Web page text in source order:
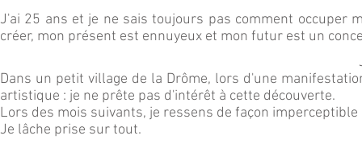
J'ai 25 ans et je ne sais toujours pas comment occuper
créer, mon présent est ennuyeux et mon futur est un
Dans un petit village de la Drôme, lors d'une
artistique : je ne prête pas d'intérêt à cette découverte.
Lors des mois suivants, je ressens de façon imperceptible
Je lâche prise sur tout.